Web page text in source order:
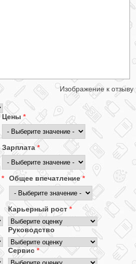
Изображение к отзыву
Цены *
Зарплата*
* Общее впечатление*
Карьерный рост *
Руководство
Сервис *